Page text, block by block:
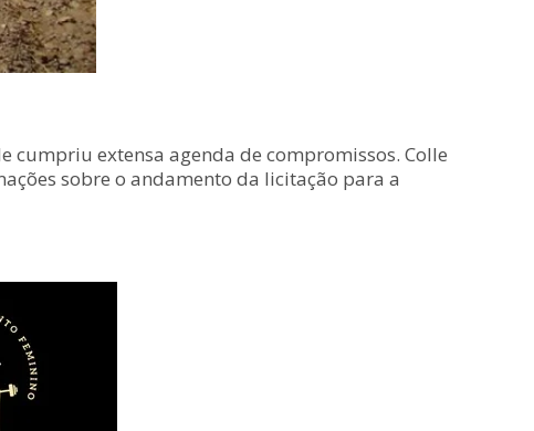
cumpriu extensa agenda de compromissos. Colle
sobre o andamento da licitação para a